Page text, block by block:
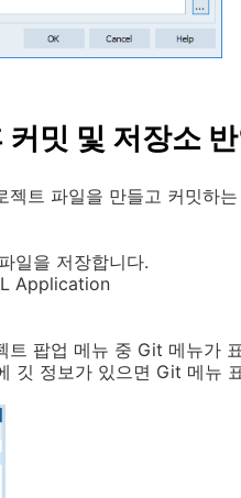
밋 및 저장소
젝트 파일을 만들고 커밋하
일을 저장합니다.
Application
트 팝업 메뉴 중 Git 메뉴가
깃 정보가 있으면 Git 메뉴